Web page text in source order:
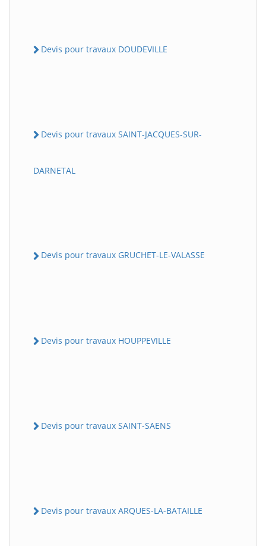
Devis pour travaux DOUDEVILLE
Devis pour travaux SAINT-JACQUES-SUR-
DARNETAL
Devis pour travaux GRUCHET-LE-VALASSE
Devis pour travaux HOUPPEVILLE
Devis pour travaux SAINT-SAENS
Devis pour travaux ARQUES-LA-BATAILLE